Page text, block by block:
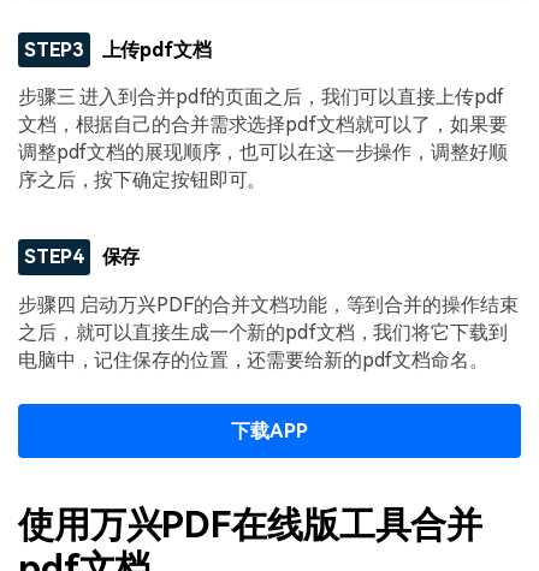
STEP3 上传pdf文档
步骤三 进入到合并pdf的页面之后，我们可以直接上传pdf
文档，根据自己的合并需求选择pdf文档就可以了，如果要
调整pdf文档的展现顺序，也可以在这一步操作，调整好顺
序之后，按下确定按钮即可。
STEP4 保存
步骤四 启动万兴PDF的合并文档功能，等到合并的操作结束
之后，就可以直接生成一个新的pdf文档，我们将它下载到
电脑中，记住保存的位置，还需要给新的pdf文档命名。
下载APP
使用万兴PDF在线版工具合并